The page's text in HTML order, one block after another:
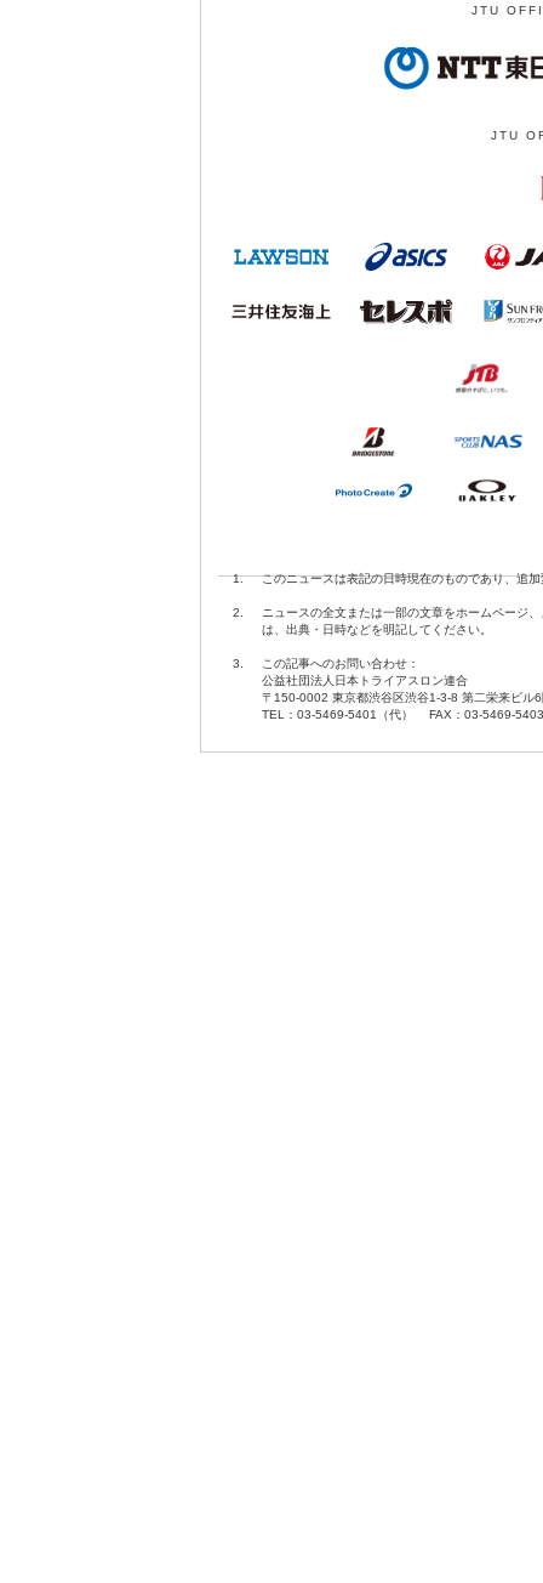
JTU
JTU
1. このニュースは表記の日時現在のものであり、追
2.
ニュースの全文または一部の文章をホームページ
は、出典・日時などを明記してください。
3.
この記事へのお問い合わせ：
公益社団法人日本トライアスロン連合
〒150-0002 東京都渋谷区渋谷1-3-8 第二栄来ビル
TEL：03-5469-5401（代） FAX：03-5469-